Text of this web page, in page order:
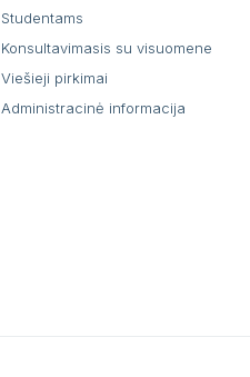
Studentams
Konsultavimasis su visuomene
Viešieji pirkimai
Administracinė informacija